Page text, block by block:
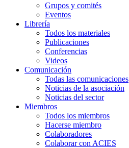
Grupos y comités
Eventos
Librería
Todos los materiales
Publicaciones
Conferencias
Videos
Comunicación
Todas las comunicaciones
Noticias de la asociación
Noticias del sector
Miembros
Todos los miembros
Hacerse miembro
Colaboradores
Colaborar con ACIES